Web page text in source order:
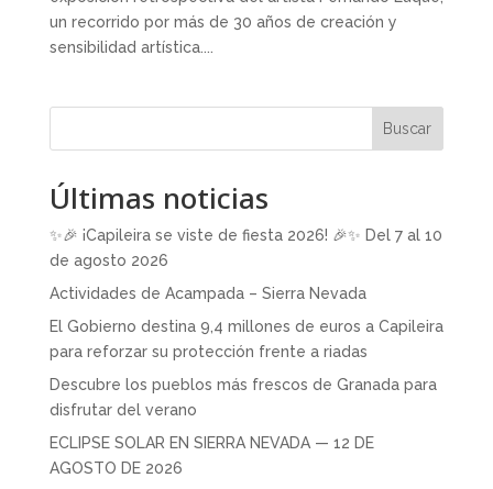
un recorrido por más de 30 años de creación y
sensibilidad artística....
Buscar
Últimas noticias
✨🎉 ¡Capileira se viste de fiesta 2026! 🎉✨ Del 7 al 10
de agosto 2026
Actividades de Acampada – Sierra Nevada
El Gobierno destina 9,4 millones de euros a Capileira
para reforzar su protección frente a riadas
Descubre los pueblos más frescos de Granada para
disfrutar del verano
ECLIPSE SOLAR EN SIERRA NEVADA — 12 DE
AGOSTO DE 2026